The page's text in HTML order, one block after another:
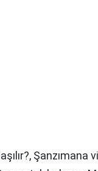
Şanzımana